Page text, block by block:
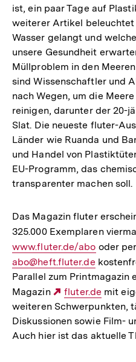
ist, ein paar Tage auf
weiterer Artikel
Wasser gelangt und
unsere Gesundheit
Müllproblem in den
sind Wissenschaftler und
nach Wegen, um die
reinigen, darunter der 20-
Slat. Die neueste fluter-
Länder wie Ruanda und
und Handel von
EU-Programm, das
transparenter machen soll.
Das Magazin fluter
325.000 Exemplaren
www.fluter.de/abo oder
abo@heft.fluter.de
Parallel zum Printmagazin
Magazin
Externer
Link:
fluter.de mit
weiteren Schwerpunkten,
Diskussionen sowie Film-
Auch hier ist das aktuelle